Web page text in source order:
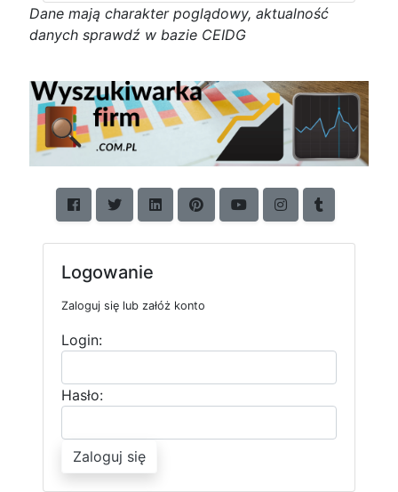
Dane mają charakter poglądowy, aktualność
danych sprawdź w bazie CEIDG
Logowanie
Zaloguj się lub załóż konto
Login:
Hasło:
Zaloguj się